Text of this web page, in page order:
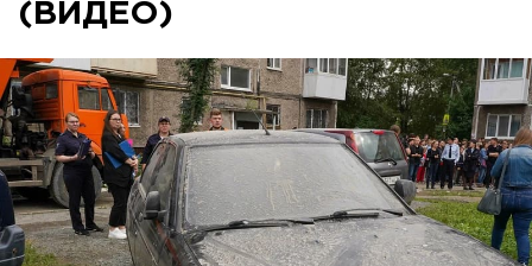
(ВИДЕО)